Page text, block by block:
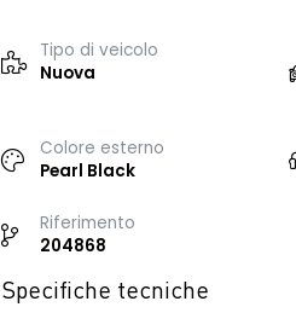
Tipo di veicolo
Nuova
Colore esterno
Pearl Black
Riferimento
204868
Specifiche tecniche